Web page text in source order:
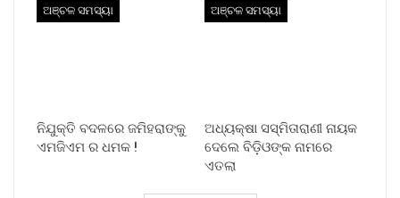
ଅଞ୍ଚଳ ସମସ୍ୟା
ନିଯୁକ୍ତି ବଦଳରେ ଜମିହରାଙ୍କୁ
ଏମଜିଏମ ର ଧମକ !
ଅଞ୍ଚଳ ସମସ୍ୟା
ଅଧ୍ୟକ୍ଷା ସସ୍ମିତାରାଣୀ ନାୟକ
ଦେଲେ ବିଡ଼ିଓଙ୍କ ନାମରେ
ଏତଲା